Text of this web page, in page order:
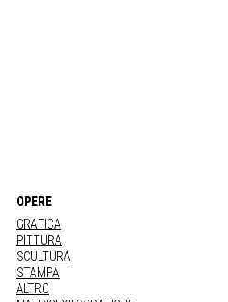
OPERE
GRAFICA
PITTURA
SCULTURA
STAMPA
ALTRO